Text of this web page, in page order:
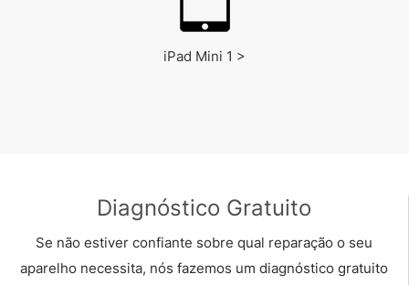
iPad Mini 1 >
Diagnóstico Gratuito
Se não estiver confiante sobre qual reparação o seu
aparelho necessita, nós fazemos um diagnóstico gratuito